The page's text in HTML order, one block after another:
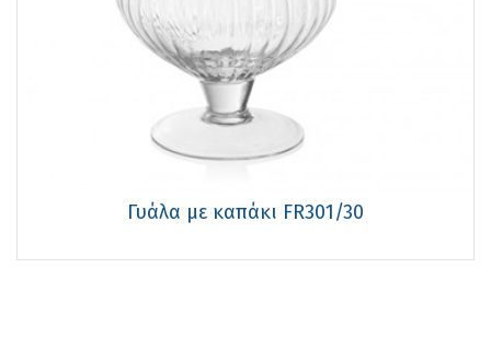
Γυάλα με καπάκι FR301/30